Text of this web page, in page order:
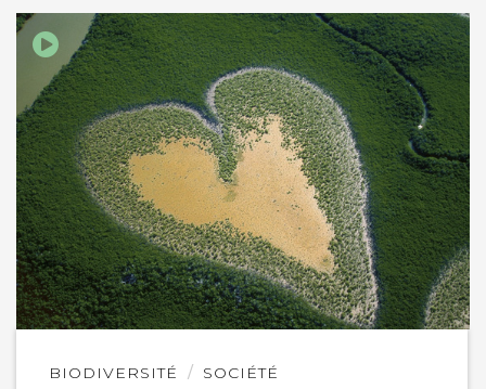
BIODIVERSITÉ SOCIÉTÉ
Lire